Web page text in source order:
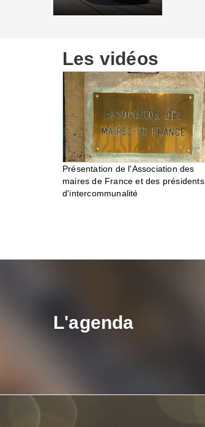
Les vidéos
Présentation de l'Association des
maires de France et des présidents
d'intercommunalité
L'agenda